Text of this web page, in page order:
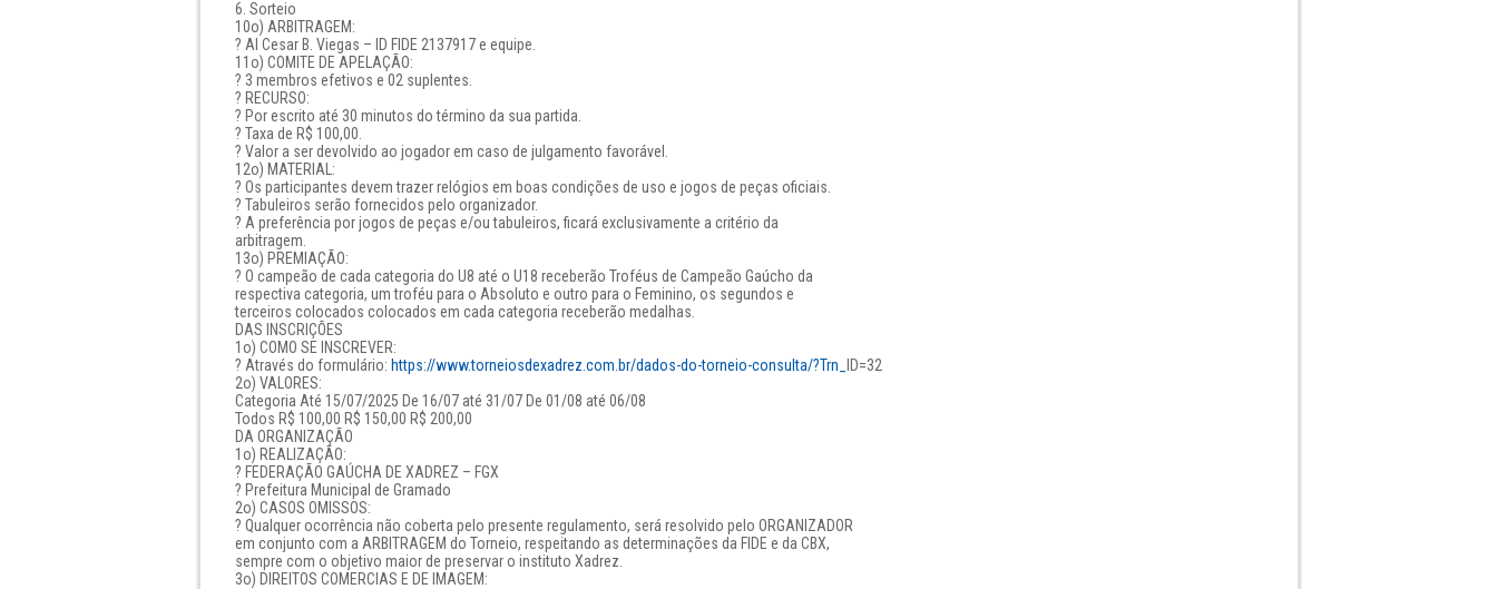
6. Sorteio
10o) ARBITRAGEM:
? AI Cesar B. Viegas – ID FIDE 2137917 e equipe.
11o) COMITE DE APELAÇÃO:
? 3 membros efetivos e 02 suplentes.
? RECURSO:
? Por escrito até 30 minutos do término da sua partida.
? Taxa de R$ 100,00.
? Valor a ser devolvido ao jogador em caso de julgamento favorável.
12o) MATERIAL:
? Os participantes devem trazer relógios em boas condições de uso e jogos de peças oficiais.
? Tabuleiros serão fornecidos pelo organizador.
? A preferência por jogos de peças e/ou tabuleiros, ficará exclusivamente a critério da
arbitragem.
13o) PREMIAÇÃO:
? O campeão de cada categoria do U8 até o U18 receberão Troféus de Campeão Gaúcho da
respectiva categoria, um troféu para o Absoluto e outro para o Feminino, os segundos e
terceiros colocados colocados em cada categoria receberão medalhas.
DAS INSCRIÇÕES
1o) COMO SE INSCREVER:
? Através do formulário: https://www.torneiosdexadrez.com.br/dados-do-torneio-consulta/?Trn_
ID=32
2o) VALORES:
Categoria Até 15/07/2025 De 16/07 até 31/07 De 01/08 até 06/08
Todos R$ 100,00 R$ 150,00 R$ 200,00
DA ORGANIZAÇÃO
1o) REALIZAÇÃO:
? FEDERAÇÃO GAÚCHA DE XADREZ – FGX
? Prefeitura Municipal de Gramado
2o) CASOS OMISSOS:
? Qualquer ocorrência não coberta pelo presente regulamento, será resolvido pelo ORGANIZADOR
em conjunto com a ARBITRAGEM do Torneio, respeitando as determinações da FIDE e da CBX,
sempre com o objetivo maior de preservar o instituto Xadrez.
3o) DIREITOS COMERCIAS E DE IMAGEM: